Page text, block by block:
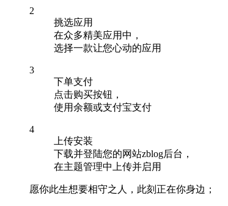
2
挑选应用
在众多精美应用中，
选择一款让您心动的应用
3
下单支付
点击购买按钮，
使用余额或支付宝支付
4
上传安装
下载并登陆您的网站zblog后台，
在主题管理中上传并启用
愿你此生想要相守之人，此刻正在你身边；